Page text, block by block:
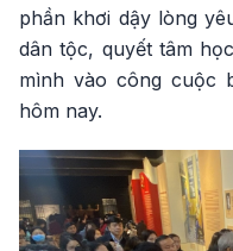
phần khơi dậy lòng
dân tộc, quyết tâm
mình vào công cuộc
hôm nay.